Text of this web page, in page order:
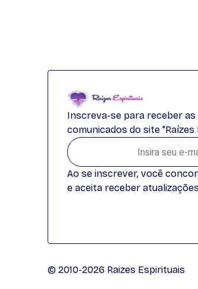
Inscreva-se para receber
comunicados do site "Raízes
Ao se inscrever, você
e aceita receber
© 2010-2026 Raizes Espirituais